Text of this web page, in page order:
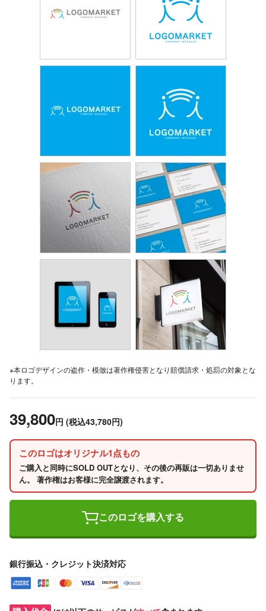
※本ロゴデザインの盗作・模倣は著作権侵害となり賠償請求・処罰の対象とな
ります。
39,800円 (税込43,780円)
このロゴはオリジナル1点もの
ご購入と同時にSOLD OUTとなり、その後の再販は一切ありませ
ん。 著作権はお客様に完全譲渡されます。
このロゴを購入する
銀行振込・クレジット決済対応